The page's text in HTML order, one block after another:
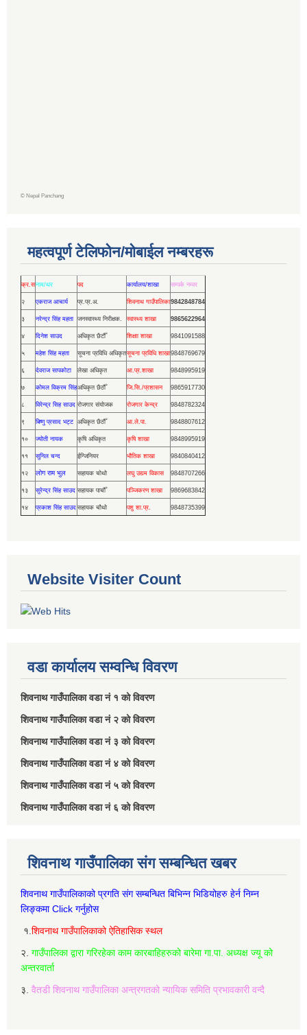
© Nepal Panchang
महत्वपूर्ण टेलिफोन/मोबाईल नम्बरहरू
क्र.सनाम/थर पद कार्यालय/शाखा सम्पर्क नम्वर
२ एकराज आचार्य प्र.प्र.अ. शिवनाथ गाउँपालिका9842848784
३ नरेन्द्र सिंह महता जनस्वास्थ्य निरीक्षक. स्वास्थ्य शाखा 9865622964
४ दिनेश साउद अधिकृत छैटौँ शिक्षाा शाखा 9841091588
५ महेश सिंह महता सूचना प्रविधि अधिकृतसूचना प्रविधि शाखा9848769679
६ देवराज सापकोटा लेखा अधिकृत आ.प्र.शाखा 9848995919
७ कोमल विक्रम सिंहअधिकृत छैठौँ जि.सि./प्रशासन 9865917730
८ विरेन्द्र सिह साउद रोजगार संयोजक रोजगार केन्द्र 9848782324
९ बिष्णु प्रसाद भट्ट अधिकृत छैठौँ आ.ले.पा. 9848807612
१० ज्योती नायक कृषि अधिकृत कृषि शाखा 9848995919
११ सुनिल चन्द ईन्जिनियर भौतिक शाखा 9840840412
१२ लोग राम भुल सहायक चोथो लघु उद्यम विकास 9848707266
१३ सुरेन्द्र सिंह साउद सहायक पाचौँ पञ्जिकरण शाखा 9869683842
१४ प्रकाश सिंह साउद सहायक चौथो पशु शा.प्र. 9848735399
Website Visiter Count
वडा कार्यालय सम्वन्धि विवरण
शिवनाथ गाउँपालिका वडा नं‌ १ को विवरण
शिवनाथ गाउँपालिका वडा नं‌ २ को विवरण
शिवनाथ गाउँपालिका वडा नं‌ ३ को विवरण
शिवनाथ गाउँपालिका वडा नं‌ ४ को विवरण
शिवनाथ गाउँपालिका वडा नं‌ ५ को विवरण
शिवनाथ गाउँपालिका वडा नं‌ ६ को विवरण
शिवनाथ गाउँपालिका संग सम्बन्धित खबर
शिवनाथ गाउँपालिकाको प्रगति संग सम्बन्धित बिभिन्‍न भिडियोहरु हेर्न निम्‍न
लिङ्कमा Click गर्नुहोस
१. शिवनाथ गाउँपालिकाको ऐतिहासिक स्थल
२. गाउँपालिका द्वारा गरिरहेका काम कारबाहिहरुको बारेमा गा.पा. अध्यक्ष ज्यू को
अन्तरवार्ता
३. वैतडी शिवनाथ गाउँपालिका अन्त्रगतको न्यायिक समिति प्रभावकारी वन्दै